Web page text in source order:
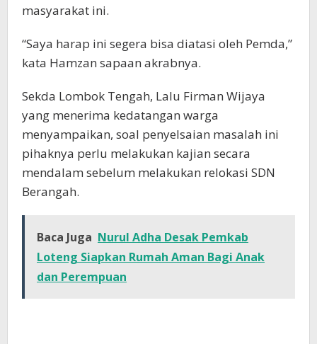
masyarakat ini.
“Saya harap ini segera bisa diatasi oleh Pemda,”
kata Hamzan sapaan akrabnya.
Sekda Lombok Tengah, Lalu Firman Wijaya
yang menerima kedatangan warga
menyampaikan, soal penyelsaian masalah ini
pihaknya perlu melakukan kajian secara
mendalam sebelum melakukan relokasi SDN
Berangah.
Baca Juga Nurul Adha Desak Pemkab
Loteng Siapkan Rumah Aman Bagi Anak
dan Perempuan